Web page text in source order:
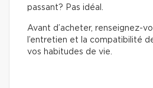
passant? Pas idéal.
Avant d’acheter, renseignez-
l’entretien et la compatibilité
vos habitudes de vie.